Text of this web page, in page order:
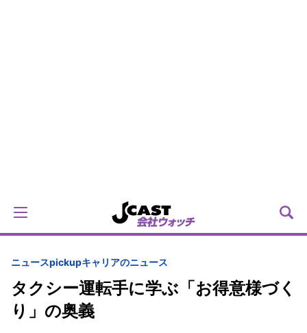
ニュースpickupキャリアのニュース
タクシー運転手に学ぶ「お得意様づく
り」の奥義